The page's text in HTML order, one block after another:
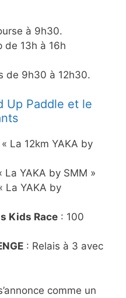
à 9h30.
de 13h à 16h
de 9h30 à 12h30.
Up Paddle et le
« La 12km YAKA by
La YAKA by SMM »
La YAKA by
Kids Race : 100
: Relais à 3 avec
comme un